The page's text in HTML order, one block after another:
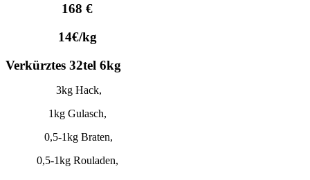
168 €
14€/kg
Verkürztes 32tel 6kg
3kg Hack,
1kg Gulasch,
0,5-1kg Braten,
0,5-1kg Rouladen,